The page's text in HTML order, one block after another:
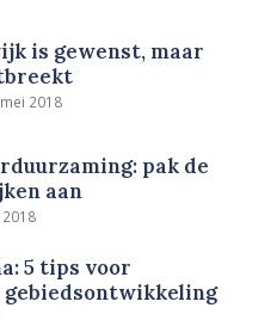
is gewenst, maar
2018
pak de
aan
5 tips voor
gebiedsontwikkeling